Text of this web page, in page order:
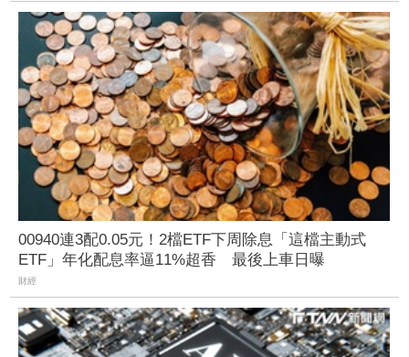
00940連3配0.05元！2檔ETF下周除息「這檔主動式
ETF」年化配息率逼11%超香 最後上車日曝
財經